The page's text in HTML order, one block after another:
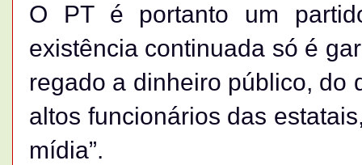
O PT é portanto um
existência continuada só é
regado a dinheiro público, do
altos funcionários das
mídia”.